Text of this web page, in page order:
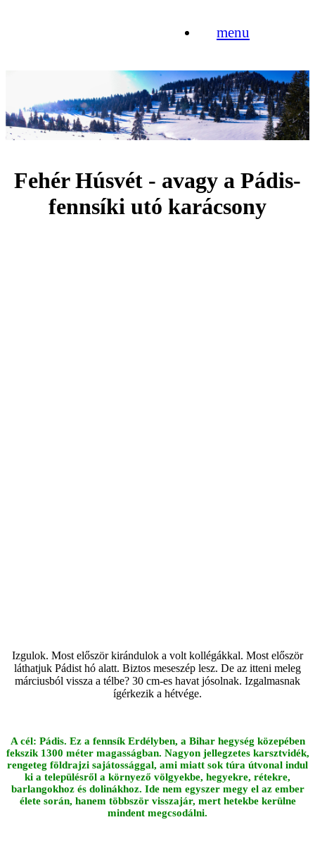
menu
Fehér Húsvét - avagy a Pádis-
fennsíki utó karácsony
Izgulok. Most először kirándulok a volt kollégákkal. Most először
láthatjuk Pádist hó alatt. Biztos meseszép lesz. De az itteni meleg
márciusból vissza a télbe? 30 cm-es havat jósolnak. Izgalmasnak
ígérkezik a hétvége.
A cél: Pádis. Ez a fennsík Erdélyben, a Bihar hegység közepében
fekszik 1300 méter magasságban. Nagyon jellegzetes karsztvidék,
rengeteg földrajzi sajátossággal, ami miatt sok túra útvonal indul
ki a településről a környező völgyekbe, hegyekre, rétekre,
barlangokhoz és dolinákhoz. Ide nem egyszer megy el az ember
élete során, hanem többször visszajár, mert hetekbe kerülne
mindent megcsodálni.